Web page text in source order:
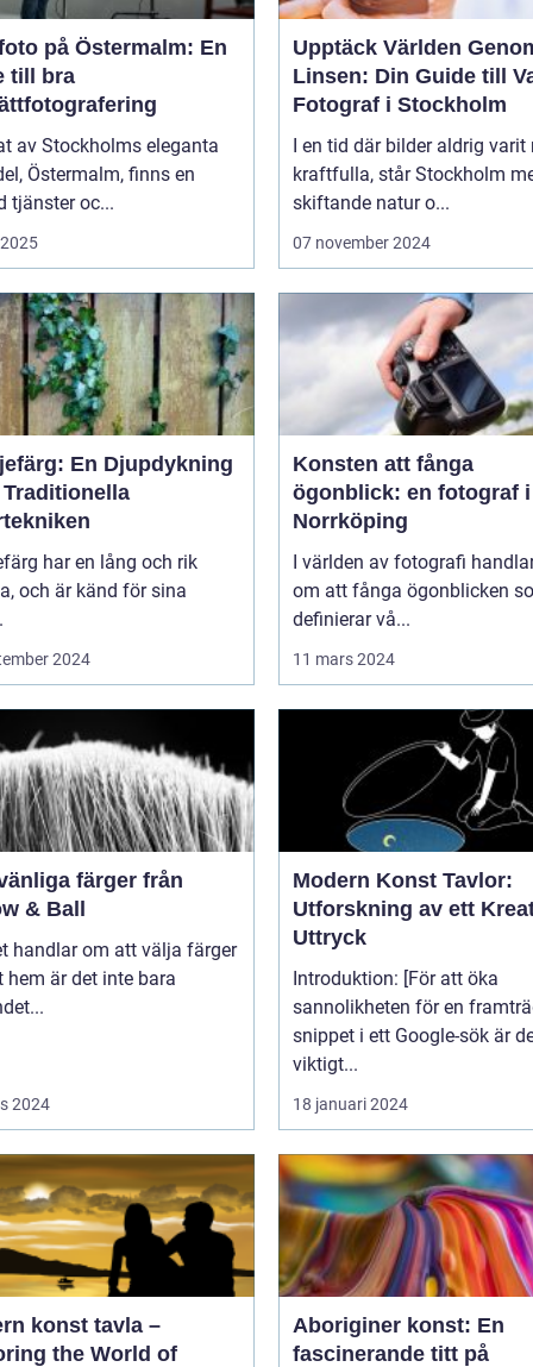
på Östermalm: En
till bra
av Stockholms eleganta
Östermalm, finns en
tjänster oc...
Upptäck Världen
Linsen: Din Guide till
Fotograf i Stockholm
I en tid där bilder aldrig varit
kraftfulla, står Stockholm
skiftande natur o...
07 november 2024
En Djupdykning
har en lång och rik
och är känd för sina
2024
Konsten att fånga
ögonblick: en fotograf i
Norrköping
I världen av fotografi
om att fånga ögonblicken
definierar vå...
11 mars 2024
färger från
& Ball
handlar om att välja färger
hem är det inte bara
2024
Modern Konst Tavlor:
Utforskning av ett
Uttryck
Introduktion: [För att öka
sannolikheten för en
snippet i ett Google-sök är
viktigt...
18 januari 2024
konst tavla –
the World of
Aboriginer konst: En
fascinerande titt på